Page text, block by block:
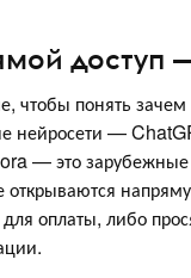
доступ
чтобы понять
нейросети —
— это зарубежные
открываются
оплаты, либо